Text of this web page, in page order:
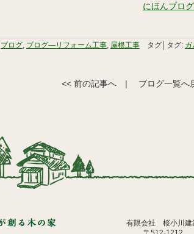
にほんブロ
ブログ ブログ―リフォーム工事 屋根工事 タグ│タグ:
<< 前の記事へ | ブログ一覧へ
有限会社 桜小川建